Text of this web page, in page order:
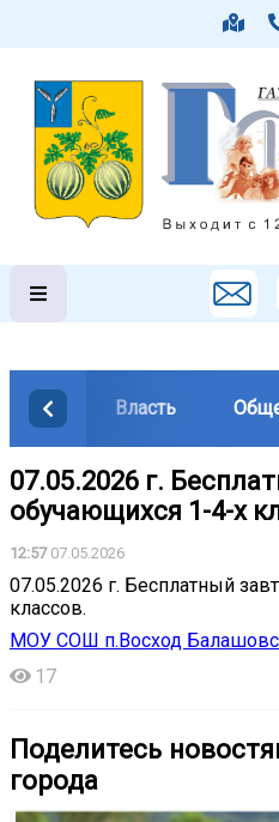
Власть
07.05.2026 г.
обучающихся 1-4-х
12:5707.05.2026
07.05.2026 г. Бесплатный
классов.
МОУ СОШ п.Восход
17
Поделитесь
города